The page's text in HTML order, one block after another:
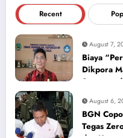
Recent
August 7,
Biaya
Dikpora
Seragam
August 6,
BGN
Tegas